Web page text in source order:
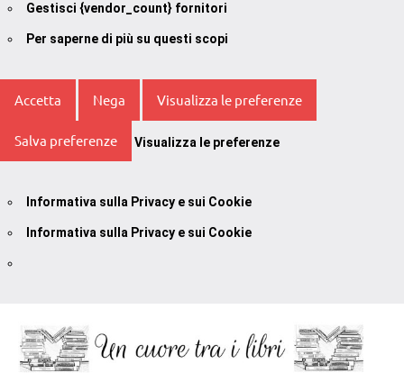
Gestisci {vendor_count} fornitori
Per saperne di più su questi scopi
Accetta Nega Visualizza le preferenze
Salva preferenze Visualizza le preferenze
Informativa sulla Privacy e sui Cookie
Informativa sulla Privacy e sui Cookie
contenuto